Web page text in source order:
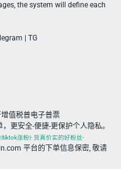
the system will define each
| TG
值税普电子普票
更安全-便捷-更保护个人隐私。
涨粉|- 货真价实的好粉丝-
平台的下单信息保密, 敬请